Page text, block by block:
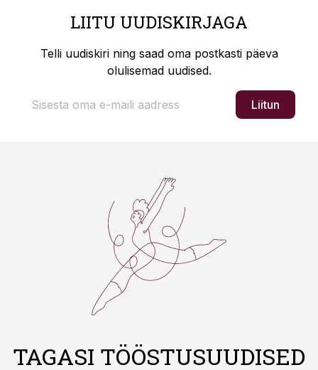
LIITU UUDISKIRJAGA
Telli uudiskiri ning saad oma postkasti päeva
olulisemad uudised.
Liitun
TAGASI TÖÖSTUSUUDISED